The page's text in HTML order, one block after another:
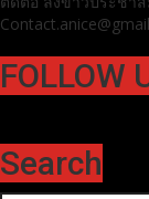
FOLLOW
Search